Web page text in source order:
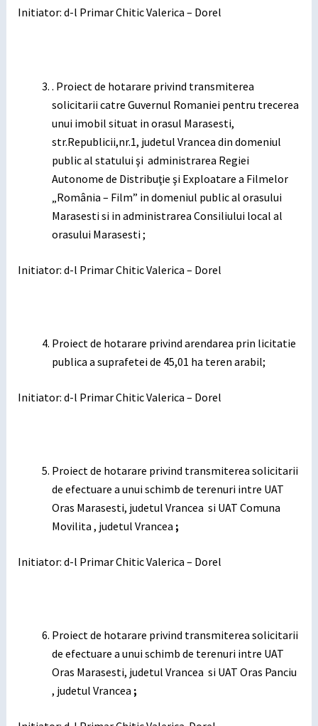
Initiator: d-l Primar Chitic Valerica – Dorel
. Proiect de hotarare privind transmiterea
solicitarii catre Guvernul Romaniei pentru trecerea
unui imobil situat in orasul Marasesti,
str.Republicii,nr.1, judetul Vrancea din domeniul
public al statului şi administrarea Regiei
Autonome de Distribuţie şi Exploatare a Filmelor
„România – Film” in domeniul public al orasului
Marasesti si in administrarea Consiliului local al
orasului Marasesti ;
Initiator: d-l Primar Chitic Valerica – Dorel
Proiect de hotarare privind arendarea prin licitatie
publica a suprafetei de 45,01 ha teren arabil;
Initiator: d-l Primar Chitic Valerica – Dorel
Proiect de hotarare privind transmiterea solicitarii
de efectuare a unui schimb de terenuri intre UAT
Oras Marasesti, judetul Vrancea si UAT Comuna
Movilita , judetul Vrancea ;
Initiator: d-l Primar Chitic Valerica – Dorel
Proiect de hotarare privind transmiterea solicitarii
de efectuare a unui schimb de terenuri intre UAT
Oras Marasesti, judetul Vrancea si UAT Oras Panciu
, judetul Vrancea ;